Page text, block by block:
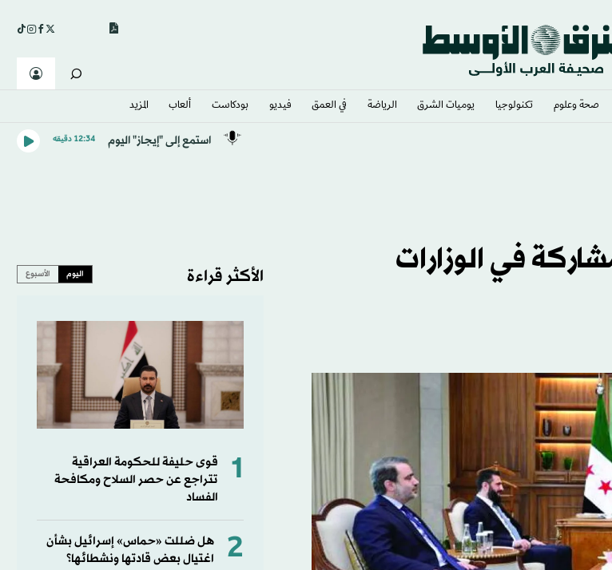
صحة وعلوم تكنولوجيا يوميات الشرق​ الرياضة في العمق فيديو بودكاست ألعاب المزيد
استمع إلى "إيجاز" اليوم 12:34 دقيقه
في الوزارات
الأكثر قراءة اليوم الأسبوع
1
قوى حليفة للحكومة العراقية
تتراجع عن حصر السلاح ومكافحة
الفساد
2
هل ضللت «حماس» إسرائيل بشأن
اغتيال بعض قادتها ونشطائها؟